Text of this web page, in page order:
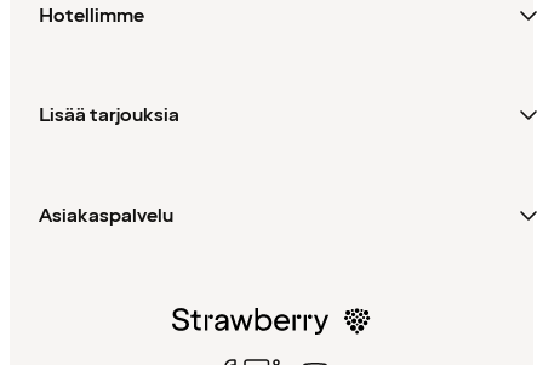
Hotellimme
Lisää tarjouksia
Asiakaspalvelu